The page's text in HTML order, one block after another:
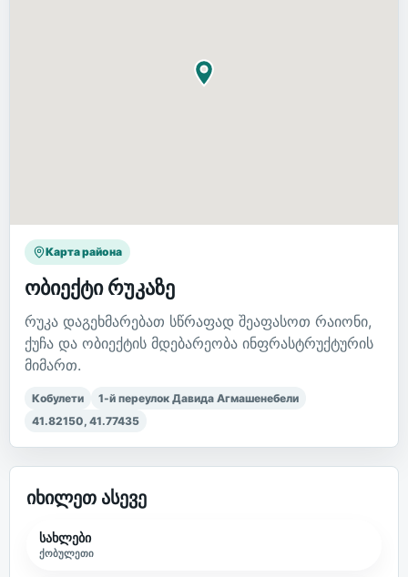
Карта района
ობიექტი რუკაზე
რუკა დაგეხმარებათ სწრაფად შეაფასოთ რაიონი,
ქუჩა და ობიექტის მდებარეობა ინფრასტრუქტურის
მიმართ.
Кобулети
1-й переулок Давида Агмашенебели
41.82150, 41.77435
იხილეთ ასევე
სახლები
ქობულეთი